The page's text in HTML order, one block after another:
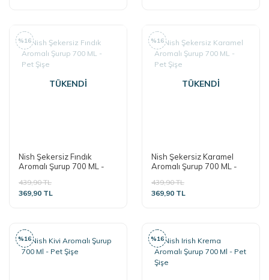
%16
TÜKENDİ
Nish Şekersiz Fındık
Aromalı Şurup 700 ML -
439,90 TL
369,90 TL
%16
TÜKENDİ
Nish Şekersiz Karamel
Aromalı Şurup 700 ML -
439,90 TL
369,90 TL
%16 %16